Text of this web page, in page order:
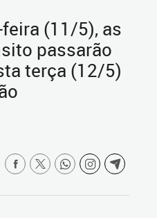
(11/5), as
passarão
terça (12/5)